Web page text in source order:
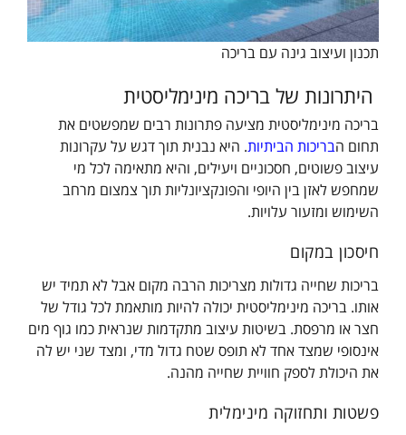
תכנון ועיצוב גינה עם בריכה
היתרונות של בריכה מינימליסטית
בריכה מינימליסטית מציעה פתרונות רבים שמפשטים את
תחום הבריכות הביתיות. היא נבנית תוך דגש על עקרונות
עיצוב פשוטים, חסכוניים ויעילים, והיא מתאימה לכל מי
שמחפש לאזן בין היופי והפונקציונליות תוך צמצום מרחב
השימוש ומזעור עלויות.
חיסכון במקום
בריכות שחייה גדולות מצריכות הרבה מקום אבל לא תמיד יש
אותו. בריכה מינימליסטית יכולה להיות מותאמת לכל גודל של
חצר או מרפסת. בשיטות עיצוב מתקדמות שנראית כמו גוף מים
אינסופי שמצד אחד לא תופס שטח גדול מדי, ומצד שני יש לה
את היכולת לספק חוויית שחייה מהנה.
פשטות ותחזוקה מינימלית